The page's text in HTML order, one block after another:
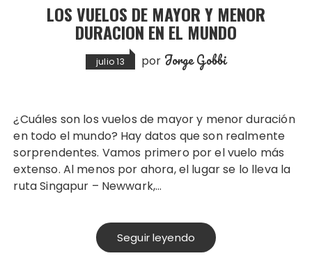
LOS VUELOS DE MAYOR Y MENOR
DURACION EN EL MUNDO
julio 13 por Jorge Gobbi
¿Cuáles son los vuelos de mayor y menor duración
en todo el mundo? Hay datos que son realmente
sorprendentes. Vamos primero por el vuelo más
extenso. Al menos por ahora, el lugar se lo lleva la
ruta Singapur – Newwark,…
Seguir leyendo